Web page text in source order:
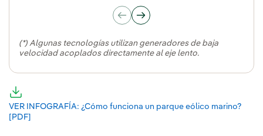
(*) Algunas tecnologías utilizan generadores de baja
velocidad acoplados directamente al eje lento.
VER INFOGRAFÍA: ¿Cómo funciona un parque eólico marino?
[PDF]